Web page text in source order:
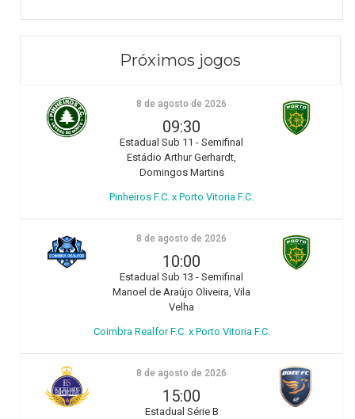
Próximos jogos
8 de agosto de 2026
09:30
Estadual Sub 11 - Semifinal
Estádio Arthur Gerhardt,
Domingos Martins
Pinheiros F.C. x Porto Vitoria F.C.
8 de agosto de 2026
10:00
Estadual Sub 13 - Semifinal
Manoel de Araújo Oliveira, Vila
Velha
Coimbra Realfor F.C. x Porto Vitoria F.C.
8 de agosto de 2026
15:00
Estadual Série B